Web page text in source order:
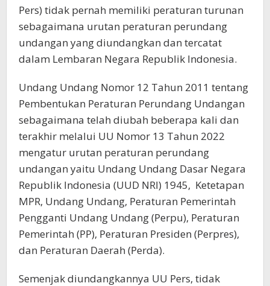
Pers) tidak pernah memiliki peraturan turunan
sebagaimana urutan peraturan perundang
undangan yang diundangkan dan tercatat
dalam Lembaran Negara Republik Indonesia.
Undang Undang Nomor 12 Tahun 2011 tentang
Pembentukan Peraturan Perundang Undangan
sebagaimana telah diubah beberapa kali dan
terakhir melalui UU Nomor 13 Tahun 2022
mengatur urutan peraturan perundang
undangan yaitu Undang Undang Dasar Negara
Republik Indonesia (UUD NRI) 1945, Ketetapan
MPR, Undang Undang, Peraturan Pemerintah
Pengganti Undang Undang (Perpu), Peraturan
Pemerintah (PP), Peraturan Presiden (Perpres),
dan Peraturan Daerah (Perda).
Semenjak diundangkannya UU Pers, tidak